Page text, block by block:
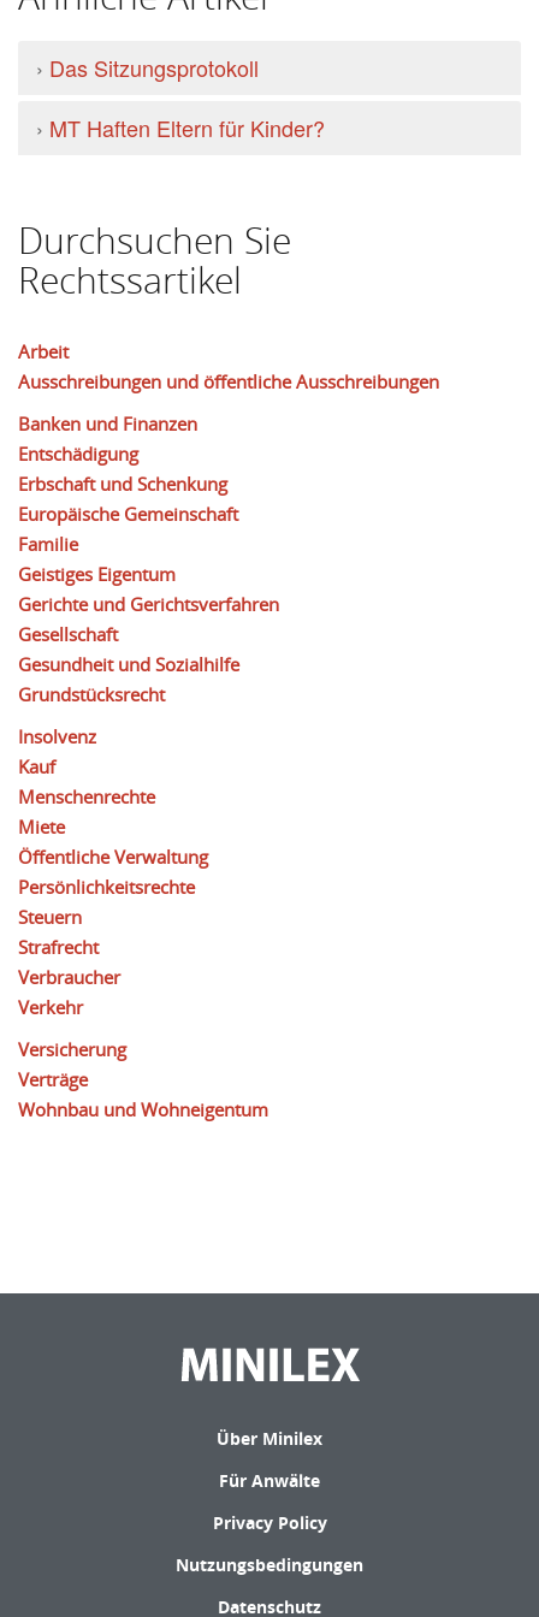
› Das Sitzungsprotokoll
› MT Haften Eltern für Kinder?
Durchsuchen Sie
Rechtssartikel
Arbeit
Ausschreibungen und öffentliche Ausschreibungen
Banken und Finanzen
Entschädigung
Erbschaft und Schenkung
Europäische Gemeinschaft
Familie
Geistiges Eigentum
Gerichte und Gerichtsverfahren
Gesellschaft
Gesundheit und Sozialhilfe
Grundstücksrecht
Insolvenz
Kauf
Menschenrechte
Miete
Öffentliche Verwaltung
Persönlichkeitsrechte
Steuern
Strafrecht
Verbraucher
Verkehr
Versicherung
Verträge
Wohnbau und Wohneigentum
Über Minilex
Für Anwälte
Privacy Policy
Nutzungsbedingungen
Datenschutz